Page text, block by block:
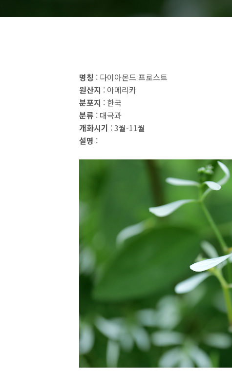
명칭 : 다이아몬드 프로스트
원산지 : 아메리카
분포지 : 한국
분류 : 대극과
개화시기 : 3월-11월
설명 :